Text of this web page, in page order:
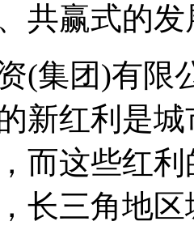
共赢式的发
(集团)有
新红利是
而这些红
长三角地